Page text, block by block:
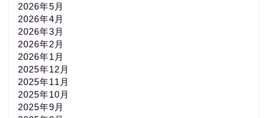
2026年5月
2026年4月
2026年3月
2026年2月
2026年1月
2025年12月
2025年11月
2025年10月
2025年9月